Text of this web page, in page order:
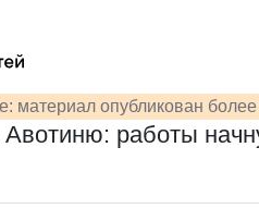
материал опубликован
Авотиню: работы